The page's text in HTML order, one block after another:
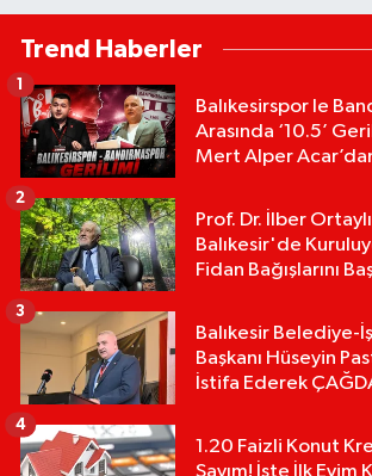
Trend Haberler
Balıkesirspor le
Arasında ‘10.5’
Mert Alper
1
Prof. Dr. İlber
Balıkesir'de
Fidan Bağışlarını
2
Balıkesir Belediye-
Başkanı Hüseyin Pastal ve
İstifa Ederek
3
1.20 Faizli Konut
Sayım! İşte İlk Evim
4